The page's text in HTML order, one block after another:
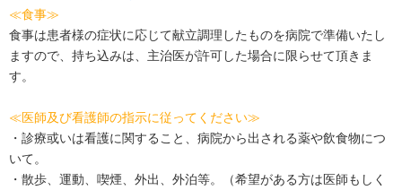
≪食事≫
食事は患者様の症状に応じて献立調理したものを病院で準備いたし
ますので、持ち込みは、主治医が許可した場合に限らせて頂きま
す。
≪医師及び看護師の指示に従ってください≫
・診療或いは看護に関すること、病院から出される薬や飲食物につ
いて。
・散歩、運動、喫煙、外出、外泊等。（希望がある方は医師もしく